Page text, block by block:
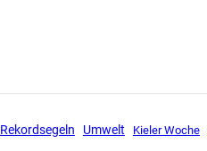
Rekordsegeln Umwelt Kieler Woche